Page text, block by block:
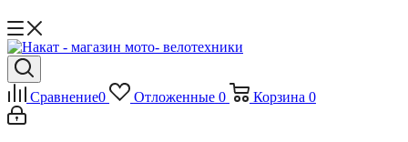
Сравнение0 Отложенные 0 Корзина 0